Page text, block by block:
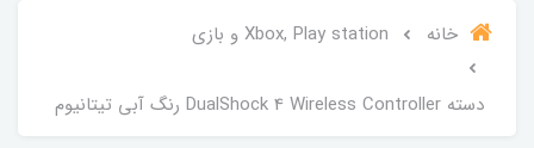
خانه Xbox, Play station و بازی
دسته DualShock 4 Wireless Controller رنگ آبی تیتانیوم